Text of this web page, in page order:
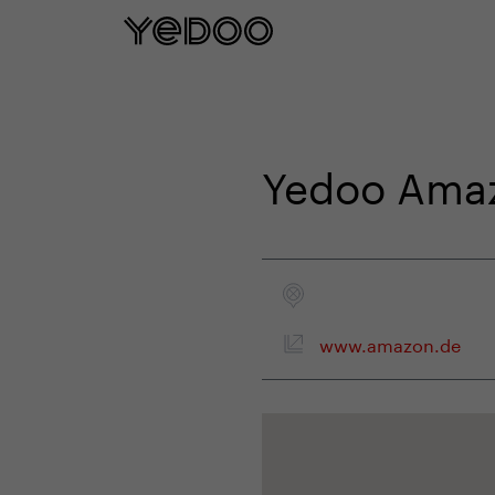
Yedoo
www.amazon.de